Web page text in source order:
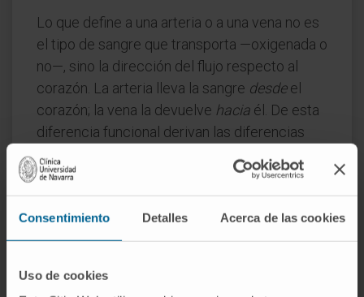
Consentimiento Detalles Acerca de las cookies
Uso de cookies
Lo que define a una arteria o a una vena no es
el tipo de sangre que transporta —oxigenada o
no—, sino la dirección del flujo respecto al
corazón. La arteria lleva la sangre desdeel
corazón; la vena la devuelve hacia él. De esta
diferencia funcional derivan las diferencias
estructurales: la pared arterial es más gruesa,
más muscular y más elástica, porque debe
resistir la presión del latido; la pared venosa
es más delgada y distensible, y compensa la
menor presión con la presencia de válvulas.
luz circular incluso vacía; la vena se aplana. Y